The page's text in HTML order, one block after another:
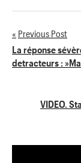
Navigation
de
Previous Post
La réponse
detracteurs :
VIDEO.